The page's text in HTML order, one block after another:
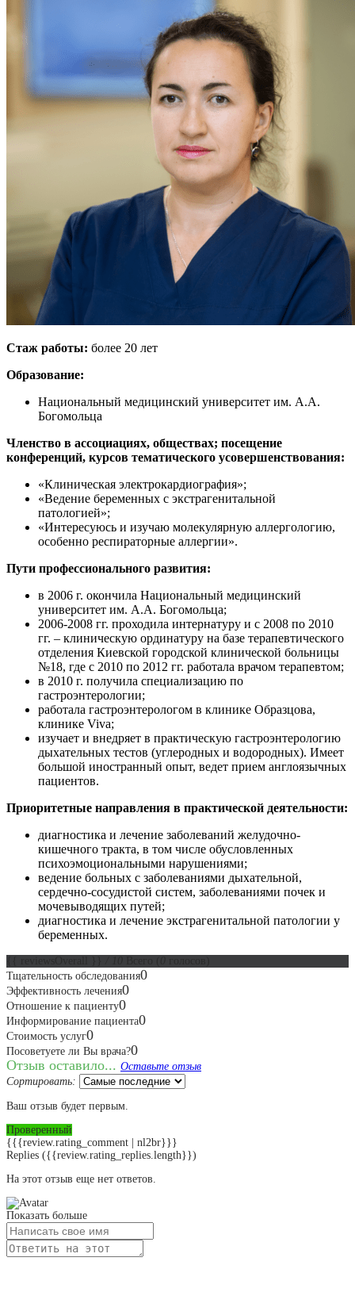
Стаж работы: более 20 лет
Образование:
Национальный медицинский университет им. А.А.
Богомольца
Членство в ассоциациях, обществах; посещение
конференций, курсов тематического усовершенствования:
«Клиническая электрокардиография»;
«Ведение беременных с экстрагенитальной
патологией»;
«Интересуюсь и изучаю молекулярную аллергологию,
особенно респираторные аллергии».
Пути профессионального развития:
в 2006 г. окончила Национальный медицинский
университет им. А.А. Богомольца;
2006-2008 гг. проходила интернатуру и с 2008 по 2010
гг. – клиническую ординатуру на базе терапевтического
отделения Киевской городской клинической больницы
№18, где с 2010 по 2012 гг. работала врачом терапевтом;
в 2010 г. получила специализацию по
гастроэнтерологии;
работала гастроэнтерологом в клинике Образцова,
клинике Viva;
изучает и внедряет в практическую гастроэнтерологию
дыхательных тестов (углеродных и водородных). Имеет
большой иностранный опыт, ведет прием англоязычных
пациентов.
Приоритетные направления в практической деятельности:
диагностика и лечение заболеваний желудочно-
кишечного тракта, в том числе обусловленных
психоэмоциональными нарушениями;
ведение больных с заболеваниями дыхательной,
сердечно-сосудистой систем, заболеваниями почек и
мочевыводящих путей;
диагностика и лечение экстрагенитальной патологии у
беременных.
Тщательность обследования0
Эффективность лечения0
Отношение к пациенту0
Информирование пациента0
Стоимость услуг0
Посоветуете ли Вы врача?0
Отзыв оставило... Оставьте отзыв
Сортировать:
Ваш отзыв будет первым.
Проверенный
{{{review.rating_comment | nl2br}}}
Replies ({{review.rating_replies.length}})
На этот отзыв еще нет ответов.
Показать больше